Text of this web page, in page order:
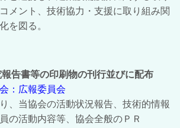
メント、技術協力・支援に取り組み関
を図る。
報告書等の印刷物の刊行並びに配布
：広報委員会
、当協会の活動状況報告、技術的情報
の活動内容等、協会全般のＰＲ